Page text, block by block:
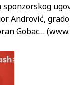
Andrović,
Gobac…